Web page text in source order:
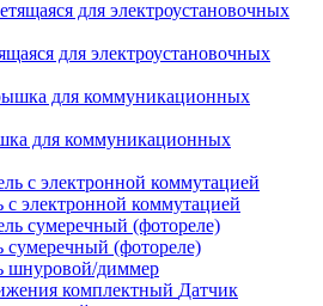
для электроустановочных
для коммуникационных
электронной коммутацией
сумеречный (фотореле)
шнуровой/диммер
Датчик